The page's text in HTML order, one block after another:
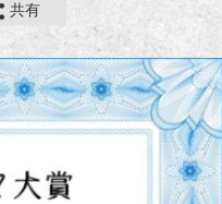
共有